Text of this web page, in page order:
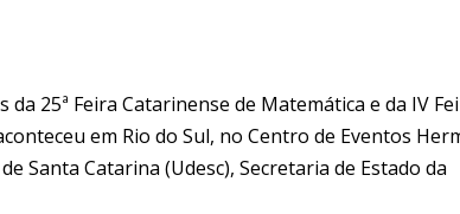
25ª Feira Catarinense de Matemática e da IV
em Rio do Sul, no Centro de Eventos
Santa Catarina (Udesc), Secretaria de Estado da